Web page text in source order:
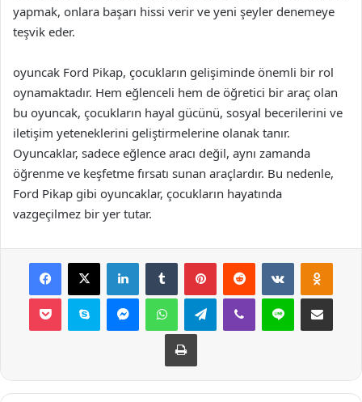
yapmak, onlara başarı hissi verir ve yeni şeyler denemeye
teşvik eder.
oyuncak Ford Pikap, çocukların gelişiminde önemli bir rol
oynamaktadır. Hem eğlenceli hem de öğretici bir araç olan
bu oyuncak, çocukların hayal gücünü, sosyal becerilerini ve
iletişim yeteneklerini geliştirmelerine olanak tanır.
Oyuncaklar, sadece eğlence aracı değil, aynı zamanda
öğrenme ve keşfetme fırsatı sunan araçlardır. Bu nedenle,
Ford Pikap gibi oyuncaklar, çocukların hayatında
vazgeçilmez bir yer tutar.
Facebook
X LinkedInTumblr PinterestReddit VKontakte
Pocket Skype MessengerWhatsAppTelegramViber Line E-Posta ile
Yazdır